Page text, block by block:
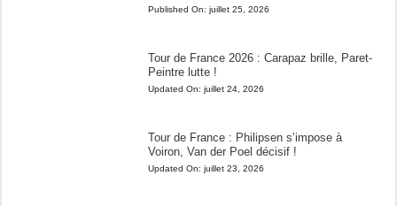
Published On: juillet 25, 2026
Tour de France 2026 : Carapaz brille, Paret-
Peintre lutte !
Updated On: juillet 24, 2026
Tour de France : Philipsen s’impose à
Voiron, Van der Poel décisif !
Updated On: juillet 23, 2026